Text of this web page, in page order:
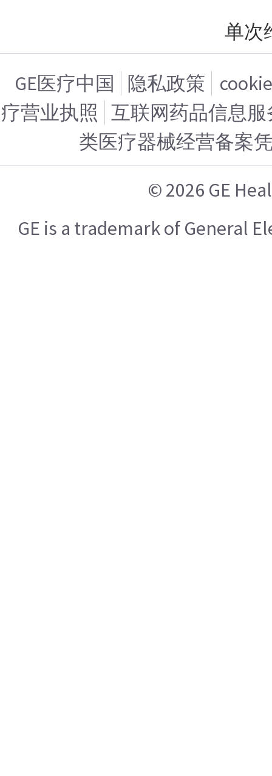
单次
GE医疗中国 隐私政策
疗营业执照 互联网药品信息服
类医疗器械经营备案
© 2026 GE
GE is a trademark of General